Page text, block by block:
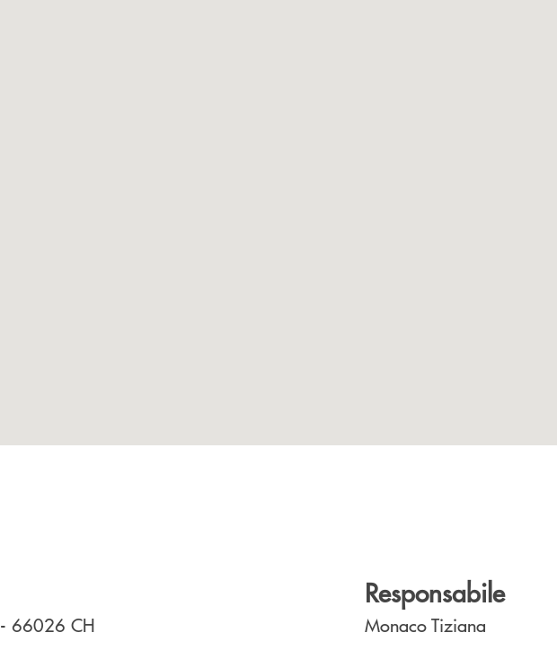
- 66026 CH
Responsabile
Monaco Tiziana